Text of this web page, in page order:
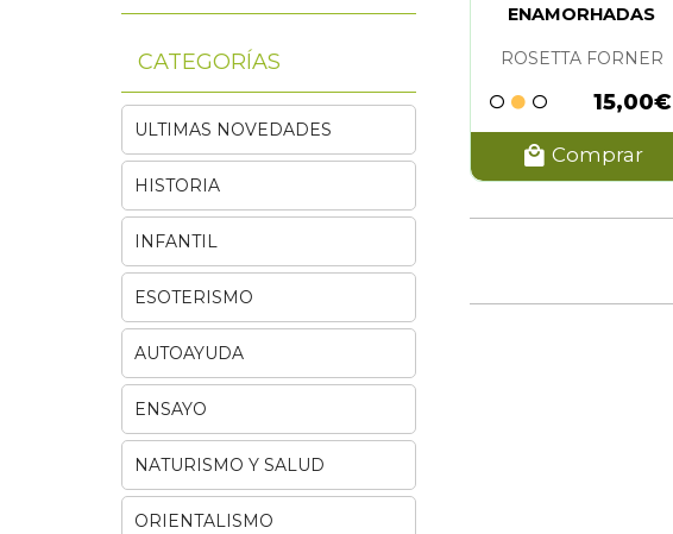
ENAMORHADAS
ROSETTA FORNER
15,00€
Comprar
CATEGORÍAS
ULTIMAS NOVEDADES
HISTORIA
INFANTIL
ESOTERISMO
AUTOAYUDA
ENSAYO
NATURISMO Y SALUD
ORIENTALISMO